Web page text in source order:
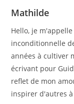
Mathilde
Hello, je
inconditionnelle
années à cultiver
écrivant pour
reflet de mon
inspirer d'autres